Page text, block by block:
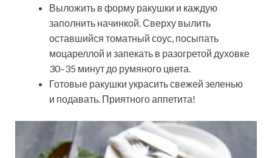
Выложить в форму ракушки и каждую
заполнить начинкой. Сверху вылить
оставшийся томатный соус, посыпать
моцареллой и запекать в разогретой духовке
30–35 минут до румяного цвета.
Готовые ракушки украсить свежей зеленью
и подавать. Приятного аппетита!